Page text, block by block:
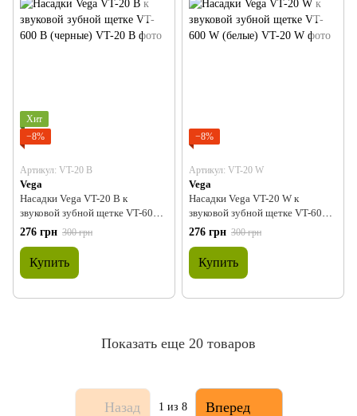
Хит
−8%
Артикул: VT-20 B
Vega
Насадки Vega VT-20 B к
звуковой зубной щетке VT-600 B
(черные)
276 грн 300 грн
Купить
−8%
Артикул: VT-20 W
Vega
Насадки Vega VT-20 W к
звуковой зубной щетке VT-600
W (белые)
276 грн 300 грн
Купить
Показать еще 20 товаров
Назад 1 из 8 Вперед